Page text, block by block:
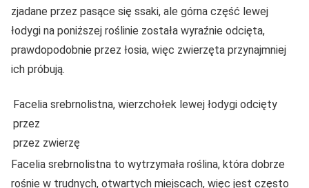
zjadane przez pasące się ssaki, ale górna część lewej
łodygi na poniższej roślinie została wyraźnie odcięta,
prawdopodobnie przez łosia, więc zwierzęta przynajmniej
ich próbują.
Facelia srebrnolistna, wierzchołek lewej łodygi odcięty
przez
przez zwierzę
Facelia srebrnolistna to wytrzymała roślina, która dobrze
rośnie w trudnych, otwartych miejscach, więc jest często